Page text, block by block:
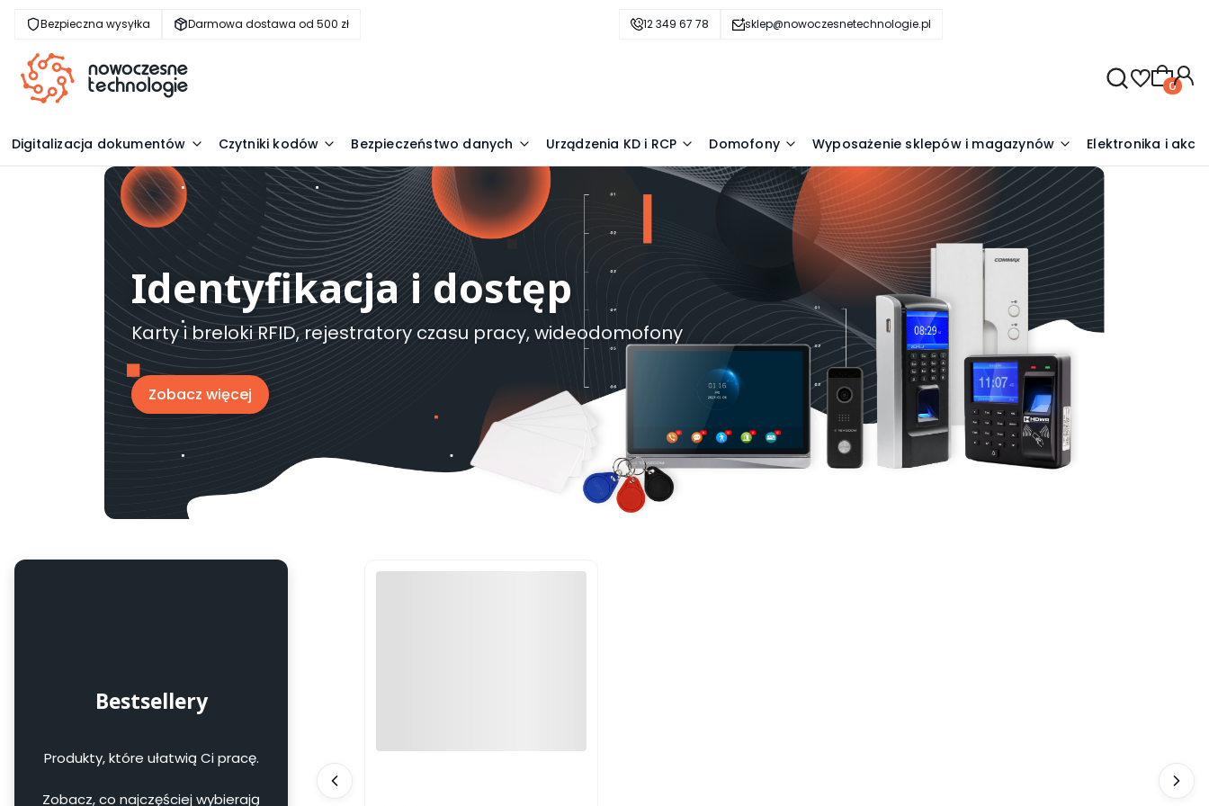
Bezpieczna wysyłka Darmowa dostawa od 500 zł 12 349 67 78 sklep@nowoczesnetechnologie.pl
Digitalizacja dokumentów Czytniki kodów Bezpieczeństwo danych Urządzenia KD i RCP Domofony Wyposażenie sklepów i magazynów Elektronika i
Identyfikacja i dostęp
Karty i breloki RFID, rejestratory czasu pracy, wideodomofony
Zobacz więcej
Bestsellery
Produkty, które ułatwią Ci pracę.
Zobacz, co najczęściej wybierają